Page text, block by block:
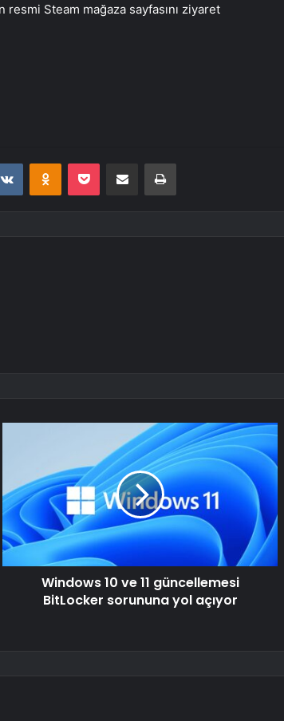
Steam mağaza sayfasını ziyaret
VKontakteOdnoklassniki
Pocket E-Posta ile paylaş Yazdır
Windows 10 ve 11 güncellemesi
BitLocker sorununa yol açıyor